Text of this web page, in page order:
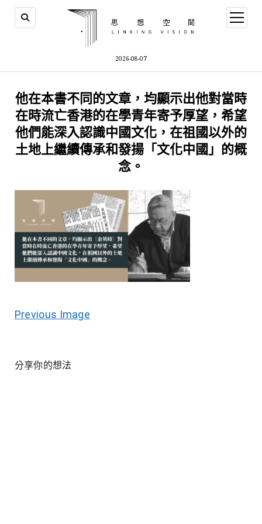
2026-08-07
open
menu
他在本書不同的文章，均顯示出他對當時
在時流亡香港的在學青年寄予厚望，希望
他們能深入認識中國文化，在祖國以外的
土地上繼續傳承和發揚「文化中國」的概
念。
Previous Image
分享你的想法